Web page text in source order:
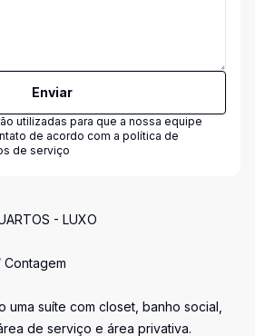
Enviar
utilizadas para que a nossa equipe
de acordo com a política de
de serviço
- LUXO
uma suíte com closet, banho social,
de serviço e área privativa.